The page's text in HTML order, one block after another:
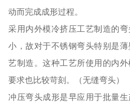
动而完成成形过程。
采用内外模冷挤压工艺制造的
小，故对于不锈钢弯头特别是
艺制造。这种工艺所使用的内
要求也比较苛刻。（无缝弯头）
冲压弯头成形是早应用于批量